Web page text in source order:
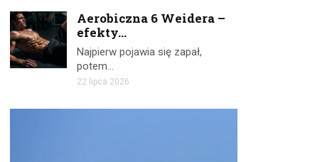
Aerobiczna 6 Weidera –
efekty...
Najpierw pojawia się zapał,
potem…
22 lipca 2026